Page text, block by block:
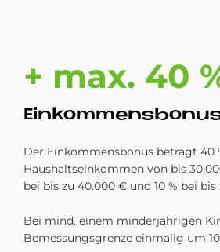
+ max. 40
Der Einkommensbonus beträgt 40
Haushaltseinkommen von bis
bei bis zu 40.000 € und 10 % bei bis
Bei mind. einem minderjährigen
Bemessungsgrenze einmalig um